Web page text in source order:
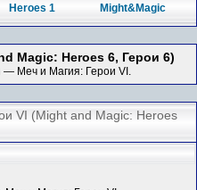
Heroes 1 Might&Magic
Magic: Heroes 6, Герои 6)
Меч и Магия: Герои VI.
VI (Might and Magic: Heroes